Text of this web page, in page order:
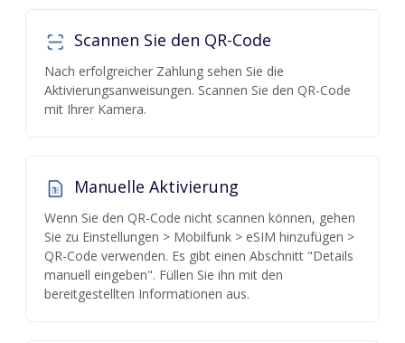
Scannen Sie den QR-Code
Nach erfolgreicher Zahlung sehen Sie die
Aktivierungsanweisungen. Scannen Sie den QR-Code
mit Ihrer Kamera.
Manuelle Aktivierung
Wenn Sie den QR-Code nicht scannen können, gehen
Sie zu Einstellungen > Mobilfunk > eSIM hinzufügen >
QR-Code verwenden. Es gibt einen Abschnitt "Details
manuell eingeben". Füllen Sie ihn mit den
bereitgestellten Informationen aus.